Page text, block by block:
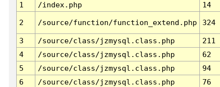
1
/index.php 14
2 /source/function/function_extend.php 324
3 /source/class/jzmysql.class.php
211
4
/source/class/jzmysql.class.php
62
5
/source/class/jzmysql.class.php
94
6
/source/class/jzmysql.class.php 76